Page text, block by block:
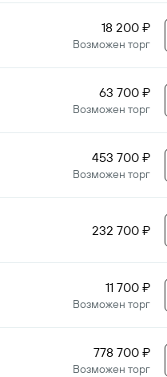
18 200 ₽
Возможен торг
63 700 ₽
Возможен торг
453 700 ₽
Возможен торг
232 700 ₽
11 700 ₽
Возможен торг
778 700 ₽
Возможен торг